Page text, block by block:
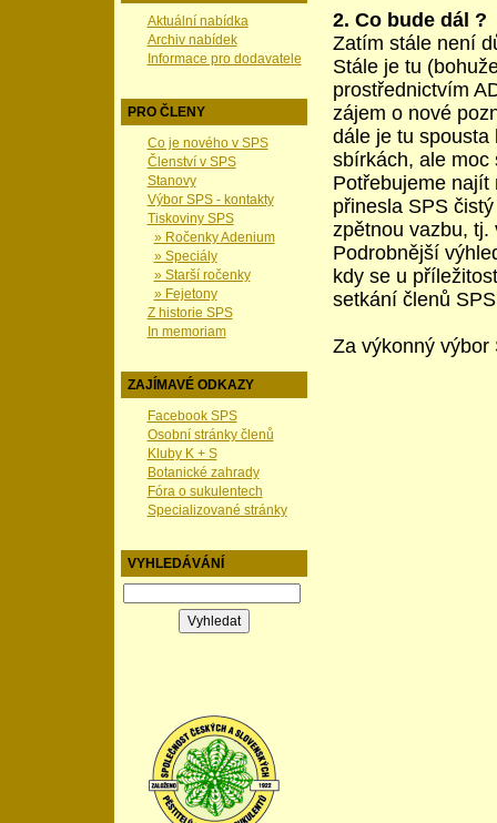
Aktuální nabídka
Archiv nabídek
Informace pro dodavatele
PRO ČLENY
Co je nového v SPS
Členství v SPS
Stanovy
Výbor SPS - kontakty
Tiskoviny SPS
» Ročenky Adenium
» Speciály
» Starší ročenky
» Fejetony
Z historie SPS
In memoriam
ZAJÍMAVÉ ODKAZY
Facebook SPS
Osobní stránky členů
Kluby K + S
Botanické zahrady
Fóra o sukulentech
Specializované stránky
VYHLEDÁVÁNÍ
2. Co bude dál ?
Zatím stále není
Stále je tu
prostřednictvím
zájem o nové
dále je tu spousta
sbírkách, ale moc
Potřebujeme najít
přinesla SPS
zpětnou vazbu, tj.
Podrobnější
kdy se u
setkání členů
Za výkonný